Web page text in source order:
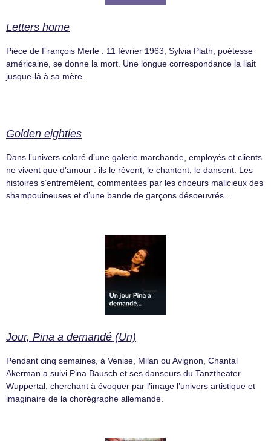
Letters home
Pièce de François Merle : 11 février 1963, Sylvia Plath, poétesse
américaine, se donne la mort. Une longue correspondance la liait
jusque-là à sa mère.
Golden eighties
Dans l’univers coloré d’une galerie marchande, employés et clients
ne vivent que d’amour : ils le rêvent, le chantent, le dansent. Les
histoires s’entremêlent, commentées par les choeurs malicieux des
shampouineuses et d’une bande de garçons désoeuvrés…
Jour, Pina a demandé (Un)
Pendant cinq semaines, à Venise, Milan ou Avignon, Chantal
Akerman a suivi Pina Bausch et ses danseurs du Tanztheater
Wuppertal, cherchant à évoquer par l’image l’univers artistique et
imaginaire de la chorégraphe allemande.